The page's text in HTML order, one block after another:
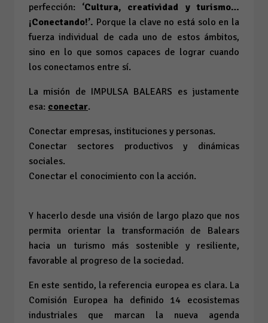
perfección: ‘Cultura, creatividad y turismo…
¡Conectando!’. Porque la clave no está solo en la
fuerza individual de cada uno de estos ámbitos,
sino en lo que somos capaces de lograr cuando
los conectamos entre sí.
La misión de IMPULSA BALEARS es justamente
esa: conectar.
Conectar empresas, instituciones y personas.
Conectar sectores productivos y dinámicas
sociales.
Conectar el conocimiento con la acción.
Y hacerlo desde una visión de largo plazo que nos
permita orientar la transformación de Balears
hacia un turismo más sostenible y resiliente,
favorable al progreso de la sociedad.
En este sentido, la referencia europea es clara. La
Comisión Europea ha definido 14 ecosistemas
industriales que marcan la nueva agenda